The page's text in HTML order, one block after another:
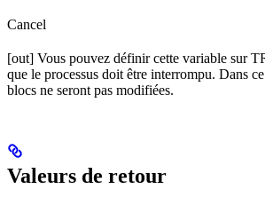
Cancel
[out] Vous pouvez définir cette variable sur
que le processus doit être interrompu. Dans
blocs ne seront pas modifiées.
Valeurs de retour